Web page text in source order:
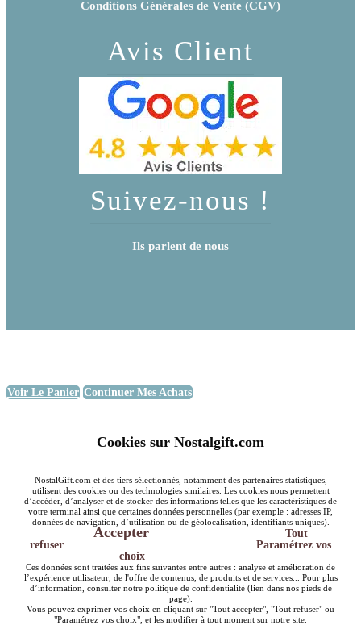
Conditions Générales de Vente (CGV)
Avis Client
Suivez-nous !
Ils parlent de nous
Voir Le Panier Continuer Mes Achats
Cookies sur Nostalgift.com
NostalGift.com et des tiers sélectionnés, notamment des partenaires statistiques,
utilisent des cookies ou des technologies similaires. Les cookies nous permettent
d’accéder, d’analyser et de stocker des informations telles que les caractéristiques de
votre terminal ainsi que certaines données personnelles (par exemple : adresses IP,
données de navigation, d’utilisation ou de géolocalisation, identifiants uniques).
Accepter
Tout
refuser
Paramétrez vos
choix
Ces données sont traitées aux fins suivantes entre autres : analyse et amélioration de
l’expérience utilisateur, de l'offre de contenus, de produits et de services... Pour plus
d’information, consulter notre politique de confidentialité (lien dans nos pieds de
page).
Vous pouvez exprimer vos choix en cliquant sur "Tout accepter", "Tout refuser" ou
"Paramétrez vos choix", et les modifier à tout moment sur notre site.